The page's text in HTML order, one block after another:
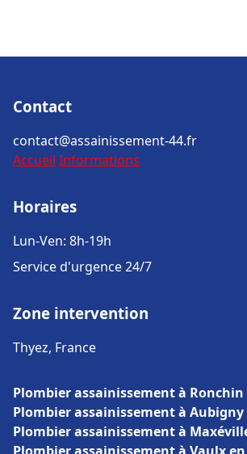
Contact
contact@assainissement-44.fr
Accueil Informations
Horaires
Lun-Ven: 8h-19h
Service d'urgence 24/7
Zone intervention
Thyez, France
Plombier assainissement à Ronchin
Plombier assainissement à Aubigny
Plombier assainissement à